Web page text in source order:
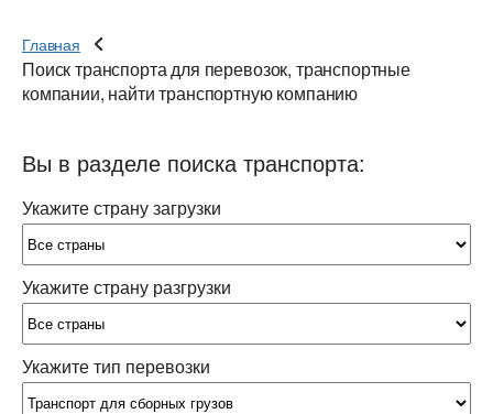
Главная
Поиск транспорта для перевозок, транспортные
компании, найти транспортную компанию
Вы в разделе поиска транспорта:
Укажите страну загрузки
Укажите страну разгрузки
Укажите тип перевозки